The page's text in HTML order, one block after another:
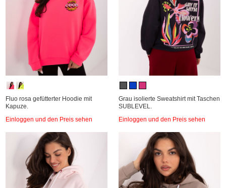
Fluo rosa gefütterter Hoodie mit
Kapuze.
Einloggen und den Preis sehen
Grau isolierte Sweatshirt mit Taschen
SUBLEVEL.
Einloggen und den Preis sehen